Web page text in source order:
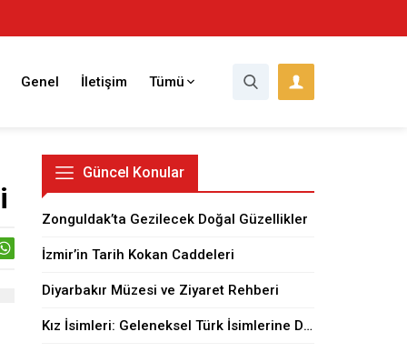
Genel İletişim Tümü
Güncel Konular
Zonguldak’ta Gezilecek Doğal Güzellikler
İzmir’in Tarih Kokan Caddeleri
Diyarbakır Müzesi ve Ziyaret Rehberi
Kız İsimleri: Geleneksel Türk İsimlerine Dair